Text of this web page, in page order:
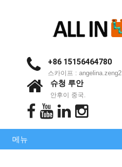
+86 15156464780
스카이프 : angelina.zeng2
슈청 루안
안후이 중국.
메뉴